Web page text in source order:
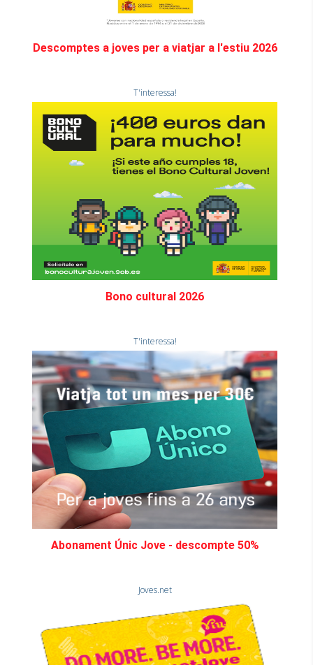
Descomptes a joves per a viatjar a l'estiu 2026
T'interessa!
Bono cultural 2026
T'interessa!
Abonament Únic Jove - descompte 50%
Joves.net